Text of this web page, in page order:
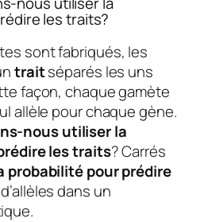
les traits?
sont fabriqués, les
traitséparés les uns
façon, chaque gamète
allèle pour chaque gène.
nous utiliser la
les traits? Carrés
probabilité pour prédire
dans un